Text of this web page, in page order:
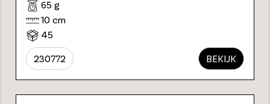
65 g
10 cm
45
230772 BEKIJK